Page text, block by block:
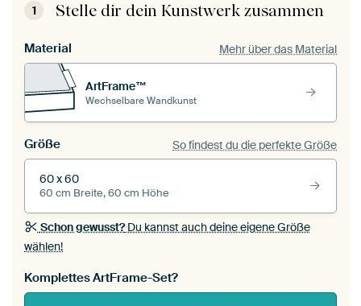
1 Stelle dir dein Kunstwerk zusammen
Material Mehr über das Material
ArtFrame™
Wechselbare Wandkunst
Größe So findest du die perfekte Größe
60 x 60
60 cm Breite, 60 cm Höhe
Schon gewusst?Du kannst auch deine eigene Größe
wählen!
Komplettes ArtFrame-Set?